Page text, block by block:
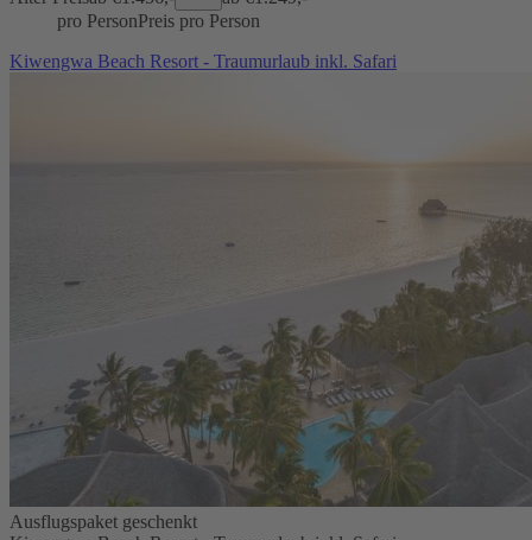
pro PersonPreis pro Person
Kiwengwa Beach Resort - Traumurlaub inkl. Safari
Ausflugspaket geschenkt